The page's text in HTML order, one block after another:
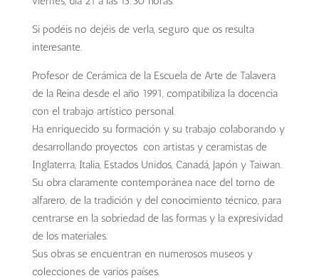
Si podéis no dejéis de verla, seguro que os resulta
interesante.
Profesor de Cerámica de la Escuela de Arte de Talavera
de la Reina desde el año 1991, compatibiliza la docencia
con el trabajo artístico personal.
Ha enriquecido su formación y su trabajo colaborando y
desarrollando proyectos con artistas y ceramistas de
Inglaterra, Italia, Estados Unidos, Canadá, Japón y Taiwan.
Su obra claramente contemporánea nace del torno de
alfarero, de la tradición y del conocimiento técnico, para
centrarse en la sobriedad de las formas y la expresividad
de los materiales.
Sus obras se encuentran en numerosos museos y
colecciones de varios países.